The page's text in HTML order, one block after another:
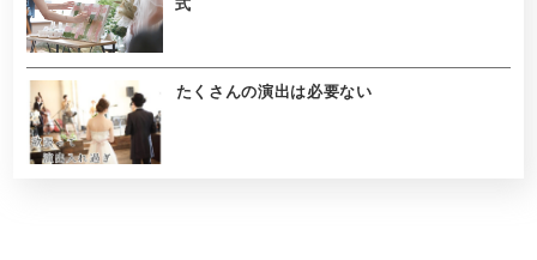
式
たくさんの演出は必要ない